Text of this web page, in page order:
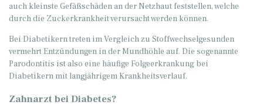
auch kleinste Gefäßschäden an der Netzhaut feststellen, welche
durch die Zuckerkrankheit verursacht werden können.
Bei Diabetikern treten im Vergleich zu Stoffwechselgesunden
vermehrt Entzündungen in der Mundhöhle auf. Die sogenannte
Parodontitis ist also eine häufige Folgeerkrankung bei
Diabetikern mit langjährigem Krankheitsverlauf.
Zahnarzt bei Diabetes?